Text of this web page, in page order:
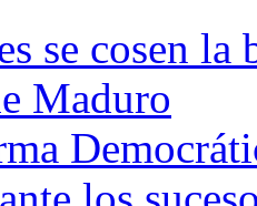
se cosen la
Maduro